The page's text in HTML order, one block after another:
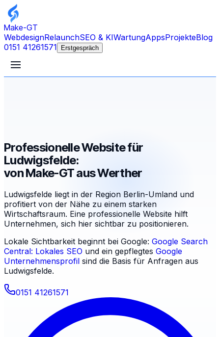
Make-GT
WebdesignRelaunchSEO & KIWartungAppsProjekteBlog
0151 41261571
Erstgespräch
Professionelle Website für
Ludwigsfelde:
von Make-GT aus Werther
Ludwigsfelde liegt in der Region Berlin-Umland und
profitiert von der Nähe zu einem starken
Wirtschaftsraum. Eine professionelle Website hilft
Unternehmen, sich hier sichtbar zu positionieren.
Lokale Sichtbarkeit beginnt bei Google: Google Search
Central: Lokales SEO und ein gepflegtes Google
Unternehmensprofil sind die Basis für Anfragen aus
Ludwigsfelde.
0151 41261571